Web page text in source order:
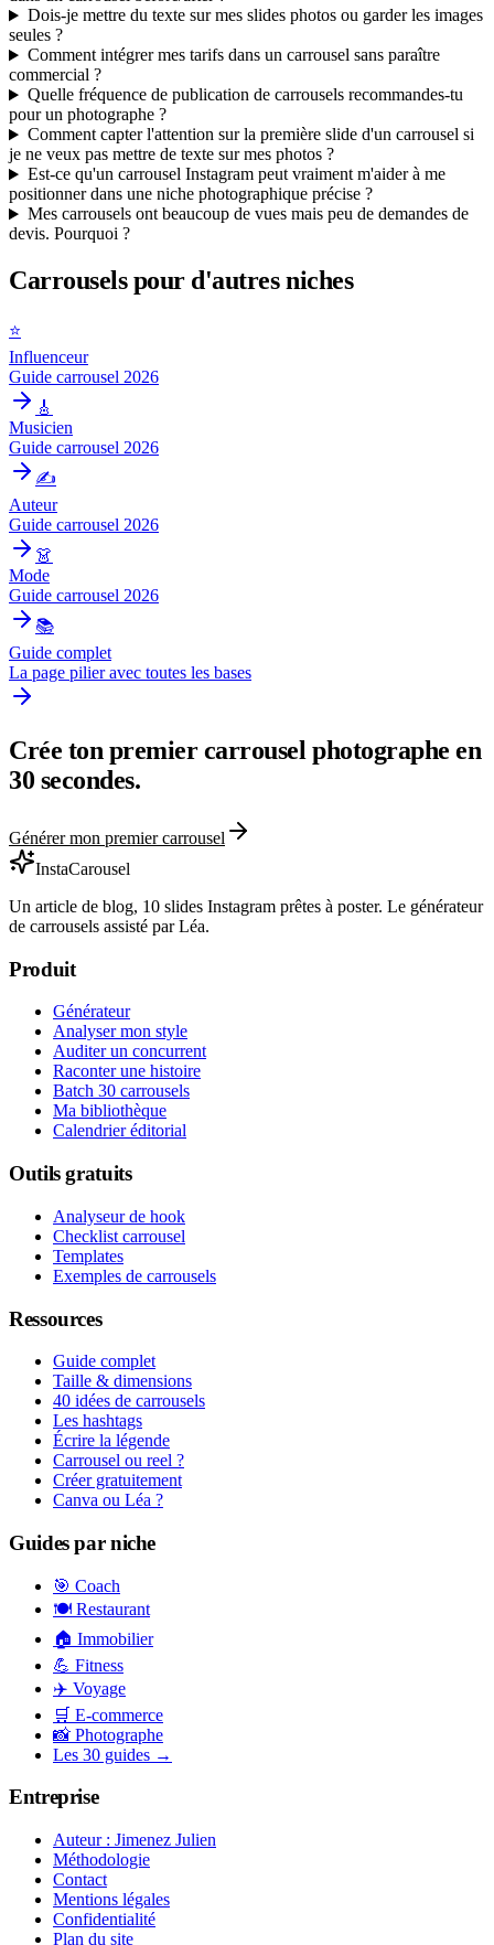
Dois-je mettre du texte sur mes slides photos ou garder les images
seules ?
Comment intégrer mes tarifs dans un carrousel sans paraître
commercial ?
Quelle fréquence de publication de carrousels recommandes-tu
pour un photographe ?
Comment capter l'attention sur la première slide d'un carrousel si
je ne veux pas mettre de texte sur mes photos ?
Est-ce qu'un carrousel Instagram peut vraiment m'aider à me
positionner dans une niche photographique précise ?
Mes carrousels ont beaucoup de vues mais peu de demandes de
devis. Pourquoi ?
Carrousels pour d'autres niches
⭐
Influenceur
Guide carrousel 2026
🎸
Musicien
Guide carrousel 2026
✍️
Auteur
Guide carrousel 2026
👗
Mode
Guide carrousel 2026
📚
Guide complet
La page pilier avec toutes les bases
Crée ton premier carrouselphotographe en
30 secondes.
Générer mon premier carrousel
InstaCarousel
Un article de blog, 10 slides Instagram prêtes à poster. Le générateur
de carrousels assisté par Léa.
Produit
Générateur
Analyser mon style
Auditer un concurrent
Raconter une histoire
Batch 30 carrousels
Ma bibliothèque
Calendrier éditorial
Outils gratuits
Analyseur de hook
Checklist carrousel
Templates
Exemples de carrousels
Ressources
Guide complet
Taille & dimensions
40 idées de carrousels
Les hashtags
Écrire la légende
Carrousel ou reel ?
Créer gratuitement
Canva ou Léa ?
Guides par niche
🎯 Coach
🍽️ Restaurant
🏠 Immobilier
💪 Fitness
✈️ Voyage
🛒 E-commerce
📸 Photographe
Les 30 guides →
Entreprise
Auteur : Jimenez Julien
Méthodologie
Contact
Mentions légales
Confidentialité
Plan du site